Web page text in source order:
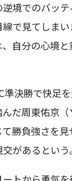
境でのバッ
で見てしま
自分の心境
準決勝で快足
だ周東佑京（
勝負強さを
があるという。